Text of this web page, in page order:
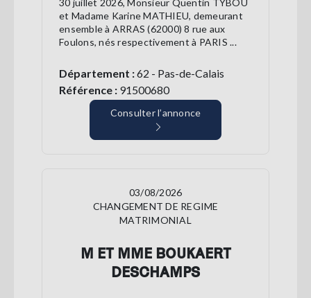
30 juillet 2026, Monsieur Quentin TYBOU
et Madame Karine MATHIEU, demeurant
ensemble à ARRAS (62000) 8 rue aux
Foulons, nés respectivement à PARIS ...
Département :62 - Pas-de-Calais
Référence : 91500680
Consulter l’annonce
03/08/2026
CHANGEMENT DE REGIME
MATRIMONIAL
M ET MME BOUKAERT
DESCHAMPS